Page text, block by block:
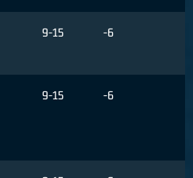
9-15 -6
9-15 -6